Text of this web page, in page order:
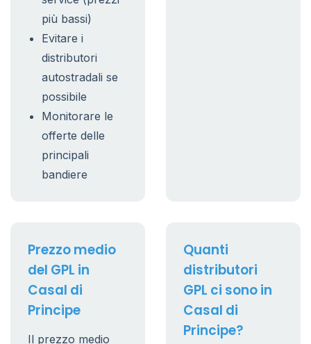
più bassi)
Evitare i
distributori
autostradali se
possibile
Monitorare le
offerte delle
principali
bandiere
Prezzo medio
del GPL in
Casal di
Principe
Il prezzo medio
Quanti
distributori
GPL ci sono in
Casal di
Principe?